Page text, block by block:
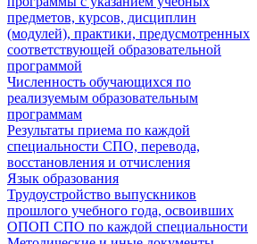
предметов, курсов, дисциплин
(модулей), практики, предусмотренных
соответствующей образовательной
программой
Численность обучающихся по
реализуемым образовательным
программам
Результаты приема по каждой
специальности СПО, перевода,
восстановления и отчисления
Язык образования
Трудоустройство выпускников
прошлого учебного года, освоивших
ОПОП СПО по каждой специальности